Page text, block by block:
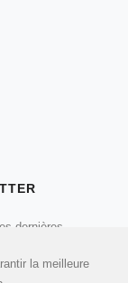
dernières
la meilleure